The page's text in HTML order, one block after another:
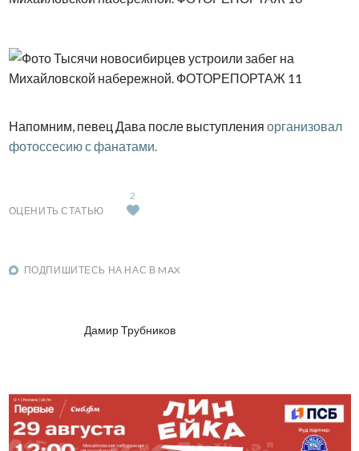
Напомним, певец Дава после выступления организовал
фотоссесию с фанатами.
ОЦЕНИТЬ СТАТЬЮ
2
ПОДПИШИТЕСЬ НА НАС В MAX
Дамир Трубников